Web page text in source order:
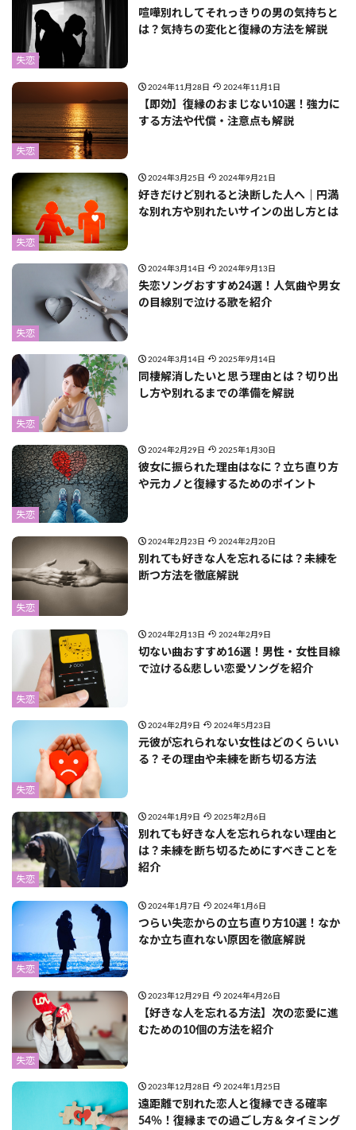
失恋
喧嘩別れしてそれっきりの男の気持ちと
は？気持ちの変化と復縁の方法を解説
失恋
2024年11月28日 2024年11月1日
【即効】復縁のおまじない10選！強力に
する方法や代償・注意点も解説
失恋
2024年3月25日 2024年9月21日
好きだけど別れると決断した人へ｜円満
な別れ方や別れたいサインの出し方とは
失恋
2024年3月14日 2024年9月13日
失恋ソングおすすめ24選！人気曲や男女
の目線別で泣ける歌を紹介
失恋
2024年3月14日 2025年9月14日
同棲解消したいと思う理由とは？切り出
し方や別れるまでの準備を解説
失恋
2024年2月29日 2025年1月30日
彼女に振られた理由はなに？立ち直り方
や元カノと復縁するためのポイント
失恋
2024年2月23日 2024年2月20日
別れても好きな人を忘れるには？未練を
断つ方法を徹底解説
失恋
2024年2月13日 2024年2月9日
切ない曲おすすめ16選！男性・女性目線
で泣ける&悲しい恋愛ソングを紹介
失恋
2024年2月9日 2024年5月23日
元彼が忘れられない女性はどのくらいい
る？その理由や未練を断ち切る方法
失恋
2024年1月9日 2025年2月6日
別れても好きな人を忘れられない理由と
は？未練を断ち切るためにすべきことを
紹介
失恋
2024年1月7日 2024年1月6日
つらい失恋からの立ち直り方10選！なか
なか立ち直れない原因を徹底解説
失恋
2023年12月29日 2024年4月26日
【好きな人を忘れる方法】次の恋愛に進
むための10個の方法を紹介
2023年12月28日 2024年1月25日
遠距離で別れた恋人と復縁できる確率
54％！復縁までの過ごし方＆タイミング